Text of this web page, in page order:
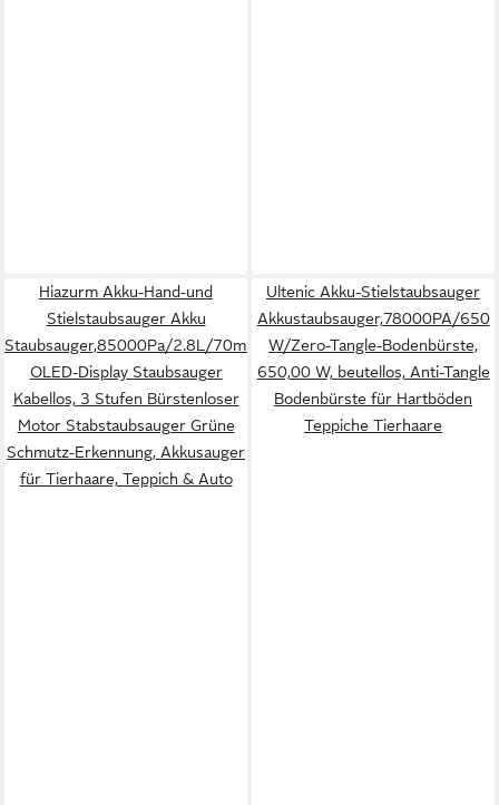
Hiazurm Akku-Hand-und
Stielstaubsauger Akku
Staubsauger,85000Pa/2.8L/70min
OLED-Display Staubsauger
Kabellos, 3 Stufen Bürstenloser
Motor Stabstaubsauger Grüne
Schmutz-Erkennung, Akkusauger
für Tierhaare, Teppich & Auto
Ultenic Akku-Stielstaubsauger
Akkustaubsauger,78000PA/650
W/Zero-Tangle-Bodenbürste,
650,00 W, beutellos, Anti-Tangle
Bodenbürste für Hartböden
Teppiche Tierhaare